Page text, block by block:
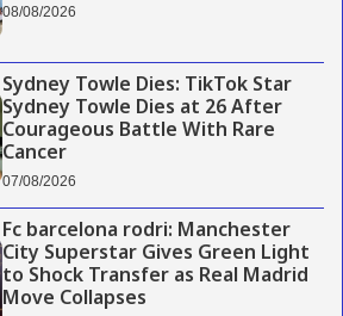
08/08/2026
Sydney Towle Dies: TikTok Star
Sydney Towle Dies at 26 After
Courageous Battle With Rare
Cancer
07/08/2026
Fc barcelona rodri: Manchester
City Superstar Gives Green Light
to Shock Transfer as Real Madrid
Move Collapses